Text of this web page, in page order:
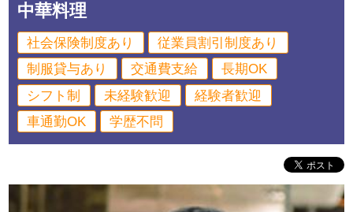
中華料理
社会保険制度あり
従業員割引制度あり
制服貸与あり
交通費支給
長期OK
シフト制
未経験歓迎
経験者歓迎
車通勤OK
学歴不問